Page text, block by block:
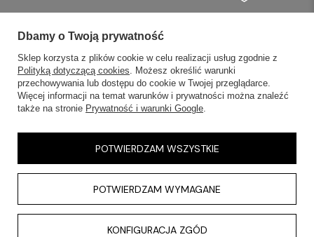
OBSŁUGA KLIENTA
AKTUALNOŚCI
Dbamy o Twoją prywatność
Sklep korzysta z plików cookie w celu realizacji usług zgodnie z
Polityką dotyczącą cookies. Możesz określić warunki
przechowywania lub dostępu do cookie w Twojej przeglądarce.
Więcej informacji na temat warunków i prywatności można znaleźć
także na stronie Prywatność i warunki Google.
POTWIERDZAM WYMAGANE
KONFIGURACJA ZGÓD
POTWIERDZAM WSZYSTKIE